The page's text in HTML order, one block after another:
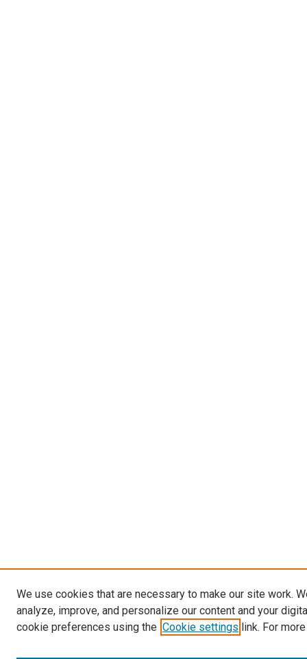
We use cookies that are necessary to make our site work.
analyze, improve, and personalize our content and your
cookie preferences using the Cookie settings link. For